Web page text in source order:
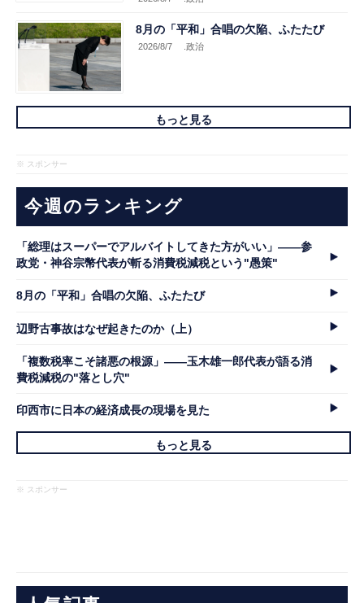
8月の「平和」合唱の欠陥、ふたたび
2026/8/7 .政治
もっと見る
※ スポンサー
今週のランキング
「総理はスーパーでアルバイトしてきた方がいい」――参
政党・神谷宗幣代表が斬る消費税減税という"愚策"
8月の「平和」合唱の欠陥、ふたたび
辺野古事故はなぜ起きたのか（上）
「複数税率こそ諸悪の根源」――玉木雄一郎代表が語る消
費税減税の"落とし穴"
印西市に日本の経済成長の現場を見た
もっと見る
※ スポンサー